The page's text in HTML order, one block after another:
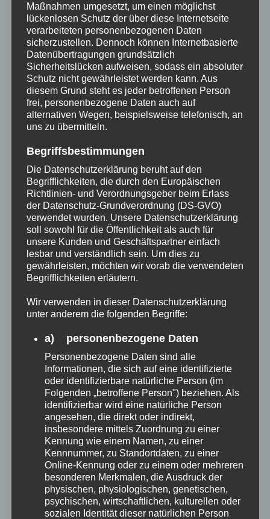
Maßnahmen umgesetzt, um einen möglichst
lückenlosen Schutz der über diese Internetseite
verarbeiteten personenbezogenen Daten
sicherzustellen. Dennoch können Internetbasierte
Datenübertragungen grundsätzlich
Sicherheitslücken aufweisen, sodass ein absoluter
Schutz nicht gewährleistet werden kann. Aus
diesem Grund steht es jeder betroffenen Person
frei, personenbezogene Daten auch auf
alternativen Wegen, beispielsweise telefonisch, an
uns zu übermitteln.
Begriffsbestimmungen
Die Datenschutzerklärung beruht auf den
Begrifflichkeiten, die durch den Europäischen
Richtlinien- und Verordnungsgeber beim Erlass
der Datenschutz-Grundverordnung (DS-GVO)
verwendet wurden. Unsere Datenschutzerklärung
soll sowohl für die Öffentlichkeit als auch für
unsere Kunden und Geschäftspartner einfach
lesbar und verständlich sein. Um dies zu
gewährleisten, möchten wir vorab die verwendeten
Begrifflichkeiten erläutern.
Wir verwenden in dieser Datenschutzerklärung
unter anderem die folgenden Begriffe:
a) personenbezogene Daten
Personenbezogene Daten sind alle
Informationen, die sich auf eine identifizierte
oder identifizierbare natürliche Person (im
Folgenden „betroffene Person") beziehen. Als
identifizierbar wird eine natürliche Person
angesehen, die direkt oder indirekt,
insbesondere mittels Zuordnung zu einer
Kennung wie einem Namen, zu einer
Kennnummer, zu Standortdaten, zu einer
Online-Kennung oder zu einem oder mehreren
besonderen Merkmalen, die Ausdruck der
physischen, physiologischen, genetischen,
psychischen, wirtschaftlichen, kulturellen oder
sozialen Identität dieser natürlichen Person